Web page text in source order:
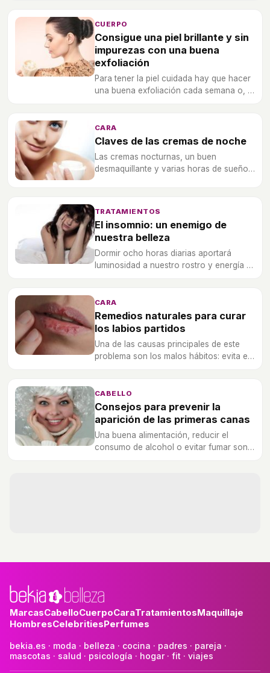
claves.
CUERPO
Consigue una piel brillante y sin
impurezas con una buena
exfoliación
Para tener la piel cuidada hay que hacer
una buena exfoliación cada semana o, al
CARA
Claves de las cremas de noche
Las cremas nocturnas, un buen
desmaquillante y varias horas de sueño,
TRATAMIENTOS
El insomnio: un enemigo de
nuestra belleza
Dormir ocho horas diarias aportará
luminosidad a nuestro rostro y energía a
CARA
Remedios naturales para curar
los labios partidos
Una de las causas principales de este
problema son los malos hábitos: evita el
CABELLO
Consejos para prevenir la
aparición de las primeras canas
Una buena alimentación, reducir el
consumo de alcohol o evitar fumar son
MarcasCabelloCuerpoCaraTratamientosMaquillaje
HombresCelebritiesPerfumes
bekia.es · moda · belleza · cocina · padres · pareja ·
mascotas · salud · psicología · hogar· fit · viajes